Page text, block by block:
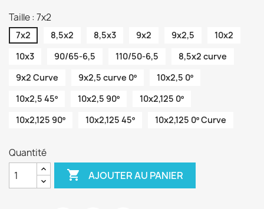
Taille : 7x2
7x2 8,5x2 8,5x3 9x2 9x2,5
10x2
10x3
90/65-6,5 110/50-6,5
8,5x2 curve
9x2 Curve
9x2,5 curve 0º
10x2,5 0º
10x2,5 45º
10x2,5 90º
10x2,125 0º
10x2,125 90º
10x2,125 45º 10x2,125 0º Curve
Quantité
 AJOUTER AU PANIER